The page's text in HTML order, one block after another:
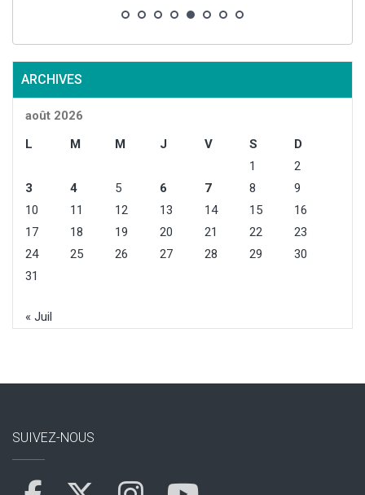
ARCHIVES
août 2026
L
M M J V S
D
1
2
3
4 5 6 7 8
9
10
11 12 13 14 15
16
17
18 19 20 21 22
23
24
25 26 27 28 29
30
31
« Juil
SUIVEZ-NOUS